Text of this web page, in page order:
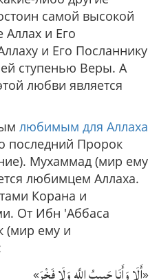
самой высокой
Аллах и Его
и Его Посланнику
ступенью Веры. А
любви является
любимым для Аллаха
последний Пророк
Мухаммад (мир ему
любимцем Аллаха.
Корана и
От Ибн 'Аббаса
(мир ему и
«أَلَا وَأَنَا حَبِيبُ اللَّهِ وَلَا فَخْرَ»